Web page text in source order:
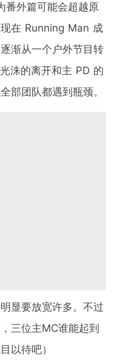
番外篇可能会超越原
在 Running Man 成
渐从一个户外节目转
洙的离开和主 PD 的
部团队都遇到瓶颈。
显要放宽许多。不过
三位主MC谁能起到
以待吧）